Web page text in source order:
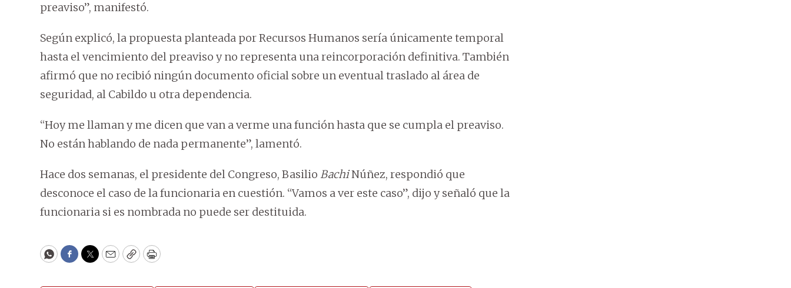
preaviso”, manifestó.
Según explicó, la propuesta planteada por Recursos Humanos sería únicamente temporal
hasta el vencimiento del preaviso y no representa una reincorporación definitiva. También
afirmó que no recibió ningún documento oficial sobre un eventual traslado al área de
seguridad, al Cabildo u otra dependencia.
“Hoy me llaman y me dicen que van a verme una función hasta que se cumpla el preaviso.
No están hablando de nada permanente”, lamentó.
Hace dos semanas, el presidente del Congreso, Basilio BachiNúñez, respondió que
desconoce el caso de la funcionaria en cuestión. “Vamos a ver este caso”, dijo y señaló que la
funcionaria si es nombrada no puede ser destituida.
WhatsApp
Facebook
Twitter
EmailCopyPrint